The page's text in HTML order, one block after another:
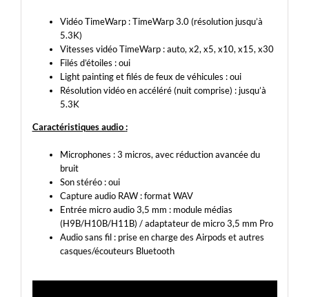
Vidéo TimeWarp : TimeWarp 3.0 (résolution jusqu’à
5.3K)
Vitesses vidéo TimeWarp : auto, x2, x5, x10, x15, x30
Filés d’étoiles : oui
Light painting et filés de feux de véhicules : oui
Résolution vidéo en accéléré (nuit comprise) : jusqu’à
5.3K
Caractéristiques audio:
Microphones : 3 micros, avec réduction avancée du
bruit
Son stéréo : oui
Capture audio RAW : format WAV
Entrée micro audio 3,5 mm : module médias
(H9B/H10B/H11B) / adaptateur de micro 3,5 mm Pro
Audio sans fil : prise en charge des Airpods et autres
casques/écouteurs Bluetooth